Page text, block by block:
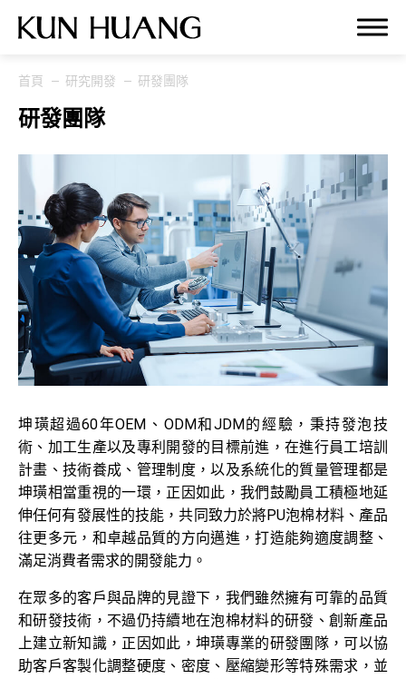
首頁 研究開發 研發團隊
研發團隊
坤璜超過60年OEM、ODM和JDM的經驗，秉持發泡技
術、加工生產以及專利開發的目標前進，在進行員工培訓
計畫、技術養成、管理制度，以及系統化的質量管理都是
坤璜相當重視的一環，正因如此，我們鼓勵員工積極地延
伸任何有發展性的技能，共同致力於將PU泡棉材料、產品
往更多元，和卓越品質的方向邁進，打造能夠適度調整、
滿足消費者需求的開發能力。
在眾多的客戶與品牌的見證下，我們雖然擁有可靠的品質
和研發技術，不過仍持續地在泡棉材料的研發、創新產品
上建立新知識，正因如此，坤璜專業的研發團隊，可以協
助客戶客製化調整硬度、密度、壓縮變形等特殊需求，並
泡棉材料
研究開發
全部
研發團隊
研發流程
設備與品質標準
專案計畫
聯絡我們
目錄樣冊
認證評鑑